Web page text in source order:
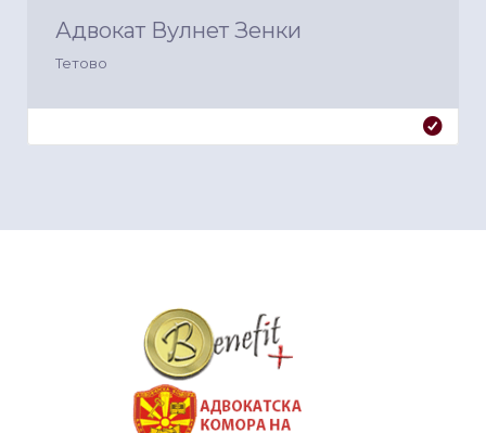
Адвокат Вулнет Зенки
Тетово